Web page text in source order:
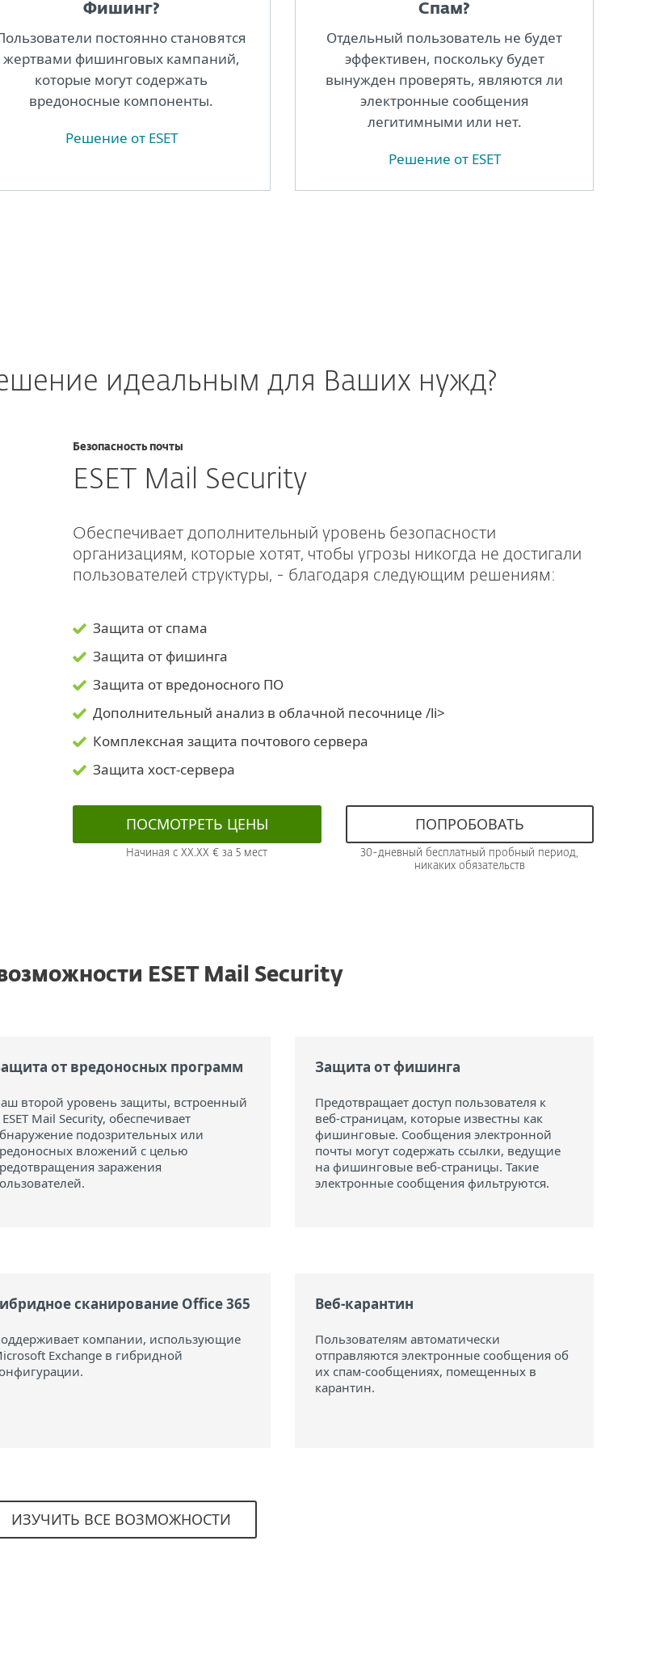
Фишинг?
постоянно становятся
жертвами фишинговых кампаний,
которые могут содержать
вредоносные компоненты.
Решение от ESET
Спам?
Отдельный пользователь не будет
эффективен, поскольку будет
вынужден проверять, являются ли
электронные сообщения
легитимными или нет.
Решение от ESET
идеальным для Ваших нужд?
Безопасность почты
ESET Mail Security
Обеспечивает дополнительный уровень безопасности
организациям, которые хотят, чтобы угрозы никогда не достигали
пользователей структуры, - благодаря следующим решениям:
Защита от спама
Защита от фишинга
Защита от вредоносного ПО
Дополнительный анализ в облачной песочнице /li>
Комплексная защита почтового сервера
Защита хост-сервера
ПОСМОТРЕТЬ ЦЕНЫ
Начиная с XX.XX € за 5 мест
ПОПРОБОВАТЬ
З0-дневный бесплатный пробный период,
никаких обязательств
ESET Mail Security
от вредоносных программ
второй уровень защиты, встроенный
Mail Security, обеспечивает
подозрительных или
вложений с целью
заражения
Защита от фишинга
Предотвращает доступ пользователя к
веб-страницам, которые известны как
фишинговые. Сообщения электронной
почты могут содержать ссылки, ведущие
на фишинговые веб-страницы. Такие
электронные сообщения фильтруются.
сканирование Office 365
компании, использующие
Exchange в гибридной
Веб-карантин
Пользователям автоматически
отправляются электронные сообщения об
их спам-сообщениях, помещенных в
карантин.
ИЗУЧИТЬ ВСЕ ВОЗМОЖНОСТИ